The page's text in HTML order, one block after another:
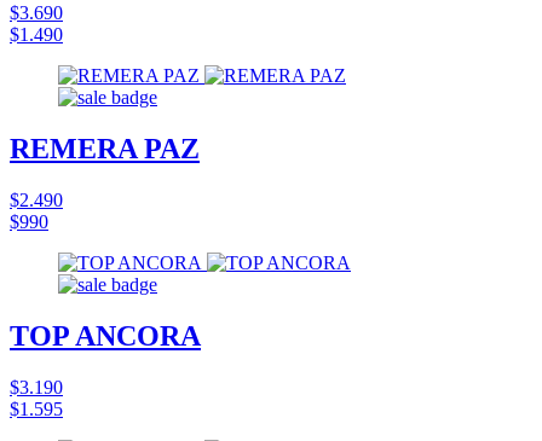
$3.690
$1.490
REMERA PAZ
$2.490
$990
TOP ANCORA
$3.190
$1.595